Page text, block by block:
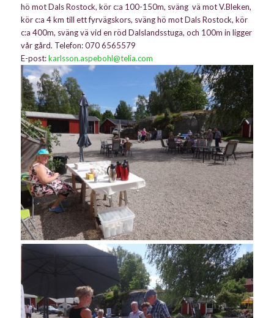
hö mot Dals Rostock, kör c:a 100-150m, sväng vä mot V.Bleken,
kör c:a 4 km till ett fyrvägskors, sväng hö mot Dals Rostock, kör
c:a 400m, sväng vä vid en röd Dalslandsstuga, och 100m in ligger
vår gård. Telefon: 070 6565579
E-post:karlsson.aspebohl@telia.com